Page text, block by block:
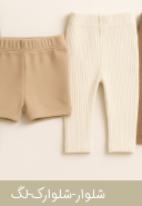
شلوار-شلوارک-لگ